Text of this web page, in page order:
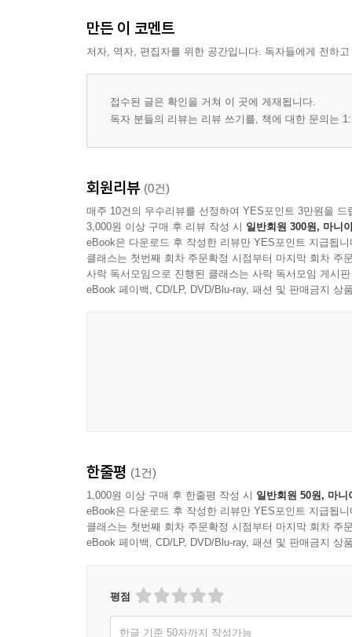
만든 이 코멘트
저자, 역자, 편집자를 위한 공간입니다. 독자들에게 전하
접수된 글은 확인을 거쳐 이 곳에 게재됩니다.
독자 분들의 리뷰는 리뷰 쓰기를, 책에 대한 문의는
회원리뷰 (0건)
매주 10건의 우수리뷰를 선정하여 YES포인트 3만원을 드
3,000원 이상 구매 후 리뷰 작성 시 일반회원 300원, 마니
eBook은 다운로드 후 작성한 리뷰만 YES포인트 지급됩니
클래스는 첫번째 회차 주문확정 시점부터 마지막 회차 주
사락 독서모임으로 진행된 클래스는 사락 독서모임 게시
eBook 페이백, CD/LP, DVD/Blu-ray, 패션 및 판매금지 상
한줄평 (1건)
1,000원 이상 구매 후 한줄평 작성 시 일반회원 50원, 마니
eBook은 다운로드 후 작성한 리뷰만 YES포인트 지급됩니
클래스는 첫번째 회차 주문확정 시점부터 마지막 회차 주
eBook 페이백, CD/LP, DVD/Blu-ray, 패션 및 판매금지 상
평점
한글 기준 50자까지 작성가능